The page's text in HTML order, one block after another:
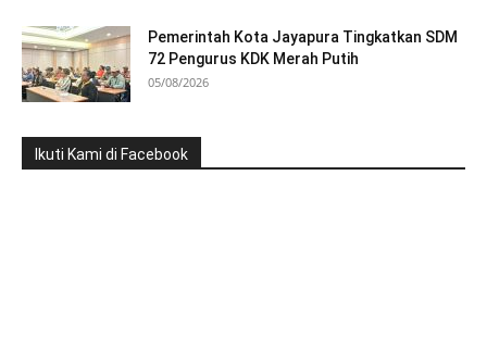
Pemerintah Kota Jayapura Tingkatkan SDM
72 Pengurus KDK Merah Putih
05/08/2026
Ikuti Kami di Facebook